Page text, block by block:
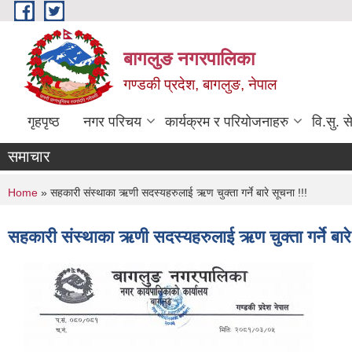
Skip to main content
बागलुङ नगरपालिका
गण्डकी प्रदेश, बागलुङ, नेपाल
गृहपृष्ठ नगर परिचय कार्यक्रम र परियोजनाहरु वि.सु.
समाचार
You are here
Home » सहकारी संस्थाका ऋणी सदस्यहरुलाई ऋण चुक्ता गर्ने बारे सूचना !!!
सहकारी संस्थाका ऋणी सदस्यहरुलाई ऋण चुक्ता गर्ने